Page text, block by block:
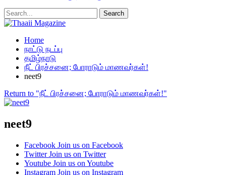
Home
நாட்டு நடப்பு
தமிழ்நாடு
நீட் பிரச்சனை; போராடும் மாணவர்கள்!
neet9
Return to "நீட் பிரச்சனை; போராடும் மாணவர்கள்!"
neet9
Facebook Join us on Facebook
Twitter Join us on Twitter
Youtube Join us on Youtube
Instagram Join us on Instagram